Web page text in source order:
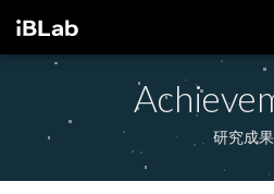
研究成果